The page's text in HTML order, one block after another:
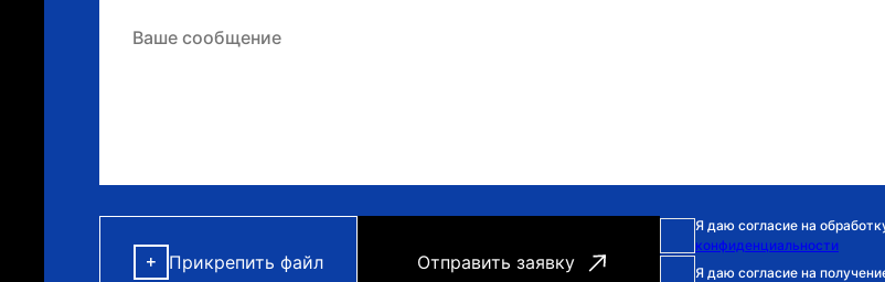
Прикрепить файл
Я даю согласие на
конфиденциальности
Я даю согласие на